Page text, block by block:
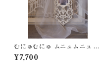
むにゅむにゅ ムニュムニュ ロ
ングリース フォトフレーム
¥7,700